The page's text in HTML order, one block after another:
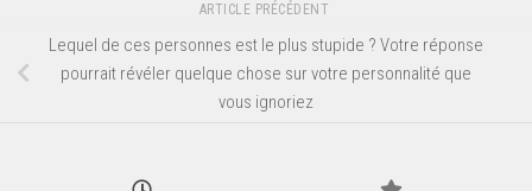
ARTICLE PRÉCÉDENT
Lequel de ces personnes est le plus stupide ? Votre réponse
pourrait révéler quelque chose sur votre personnalité que
vous ignoriez